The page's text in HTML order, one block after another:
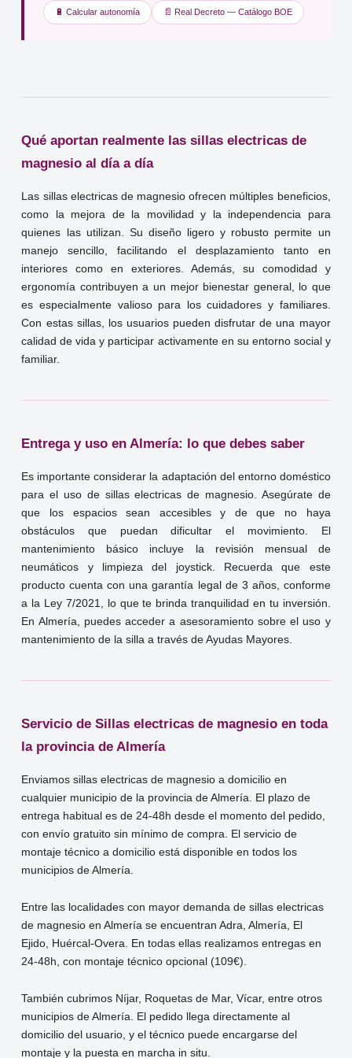
🔋 Calcular autonomía 📄 Real Decreto — Catálogo BOE
Qué aportan realmente las sillas electricas de
magnesio al día a día
Las sillas electricas de magnesio ofrecen múltiples beneficios,
como la mejora de la movilidad y la independencia para
quienes las utilizan. Su diseño ligero y robusto permite un
manejo sencillo, facilitando el desplazamiento tanto en
interiores como en exteriores. Además, su comodidad y
ergonomía contribuyen a un mejor bienestar general, lo que
es especialmente valioso para los cuidadores y familiares.
Con estas sillas, los usuarios pueden disfrutar de una mayor
calidad de vida y participar activamente en su entorno social y
familiar.
Entrega y uso en Almería: lo que debes saber
Es importante considerar la adaptación del entorno doméstico
para el uso de sillas electricas de magnesio. Asegúrate de
que los espacios sean accesibles y de que no haya
obstáculos que puedan dificultar el movimiento. El
mantenimiento básico incluye la revisión mensual de
neumáticos y limpieza del joystick. Recuerda que este
producto cuenta con una garantía legal de 3 años, conforme
a la Ley 7/2021, lo que te brinda tranquilidad en tu inversión.
En Almería, puedes acceder a asesoramiento sobre el uso y
mantenimiento de la silla a través de Ayudas Mayores.
Servicio de Sillas electricas de magnesio en toda
la provincia de Almería
Enviamos sillas electricas de magnesio a domicilio en
cualquier municipio de la provincia de Almería. El plazo de
entrega habitual es de 24-48h desde el momento del pedido,
con envío gratuito sin mínimo de compra. El servicio de
montaje técnico a domicilio está disponible en todos los
municipios de Almería.
Entre las localidades con mayor demanda de sillas electricas
de magnesio en Almería se encuentran Adra, Almería, El
Ejido, Huércal-Overa. En todas ellas realizamos entregas en
24-48h, con montaje técnico opcional (109€).
También cubrimos Níjar, Roquetas de Mar, Vícar, entre otros
municipios de Almería. El pedido llega directamente al
domicilio del usuario, y el técnico puede encargarse del
montaje y la puesta en marcha in situ.